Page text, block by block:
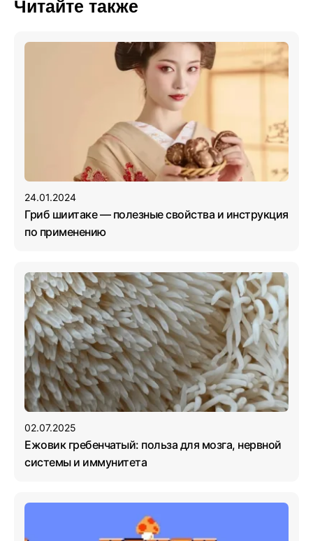
Читайте также
24.01.2024
Гриб шиитаке — полезные свойства и инструкция
по применению
02.07.2025
Ежовик гребенчатый: польза для мозга, нервной
системы и иммунитета